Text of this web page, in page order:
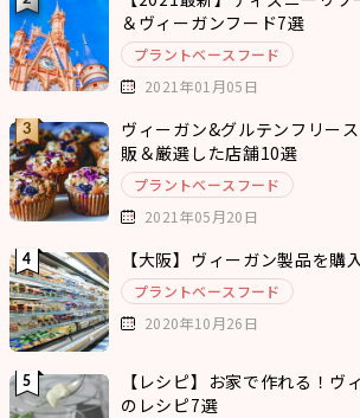
＆ヴィーガンフード7選
プラントベースフード
2021年01月05日
ヴィーガン&グルテンフリー
販＆厳選した店舗10選
プラントベースフード
2021年05月20日
【大阪】ヴィーガン製品を購
プラントベースフード
2020年10月26日
【レシピ】お家で作れる！ヴ
のレシピ7選